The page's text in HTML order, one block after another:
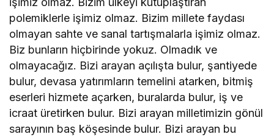
polemiklerle işimiz olmaz. Bizim millete faydası
olmayan sahte ve sanal tartışmalarla işimiz olmaz.
Biz bunların hiçbirinde yokuz. Olmadık ve
olmayacağız. Bizi arayan açılışta bulur, şantiyede
bulur, devasa yatırımların temelini atarken, bitmiş
eserleri hizmete açarken, buralarda bulur, iş ve
icraat üretirken bulur. Bizi arayan milletimizin gönül
sarayının baş köşesinde bulur. Bizi arayan bu